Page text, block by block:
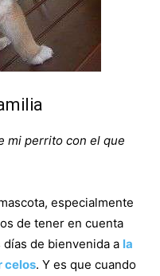
mi perrito con el que
especialmente
de tener en cuenta
de bienvenida a la
celos. Y es que cuando